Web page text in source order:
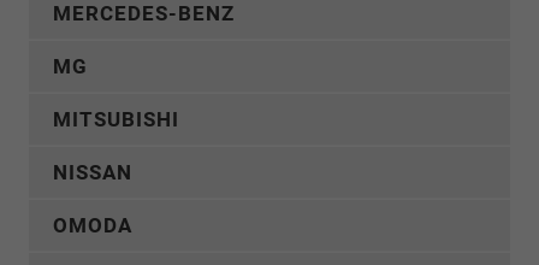
MERCEDES-BENZ
MG
MITSUBISHI
NISSAN
OMODA